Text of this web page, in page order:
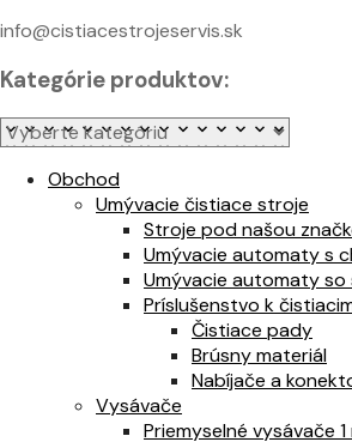
info@cistiacestrojeservis.sk
Kategórie produktov:
Obchod
Umývacie čistiace stroje
Stroje pod našou
Umývacie automaty s
Umývacie automaty
Príslušenstvo k
Čistiace pady
Brúsny materiál
Nabíjače a
Vysávače
Priemyselné vysávače